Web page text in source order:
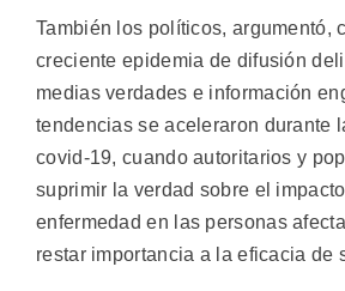
También los políticos, argumentó,
creciente epidemia de difusión
medias verdades e información
tendencias se aceleraron durante
covid-19, cuando autoritarios y
suprimir la verdad sobre el
enfermedad en las personas
restar importancia a la eficacia de